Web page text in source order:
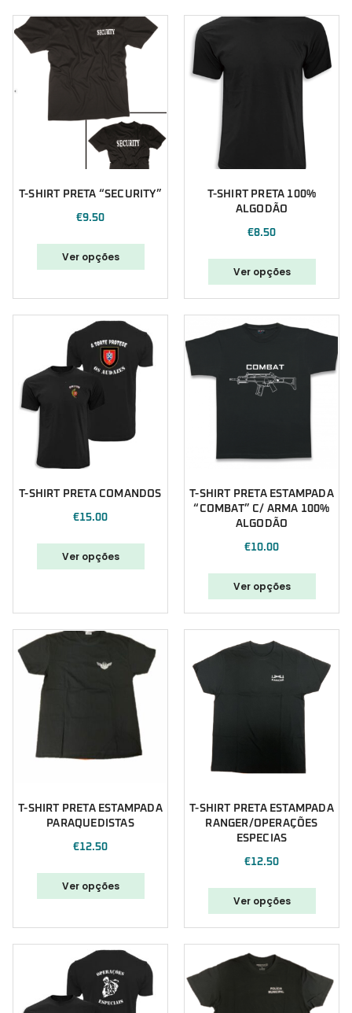
T-SHIRT PRETA “SECURITY”
€9.50
Ver opções
T-SHIRT PRETA 100%
ALGODÃO
€8.50
Ver opções
T-SHIRT PRETA COMANDOS
€15.00
Ver opções
T-SHIRT PRETA ESTAMPADA
“COMBAT” C/ ARMA 100%
ALGODÃO
€10.00
Ver opções
T-SHIRT PRETA ESTAMPADA
PARAQUEDISTAS
€12.50
Ver opções
T-SHIRT PRETA ESTAMPADA
RANGER/OPERAÇÕES
ESPECIAS
€12.50
Ver opções